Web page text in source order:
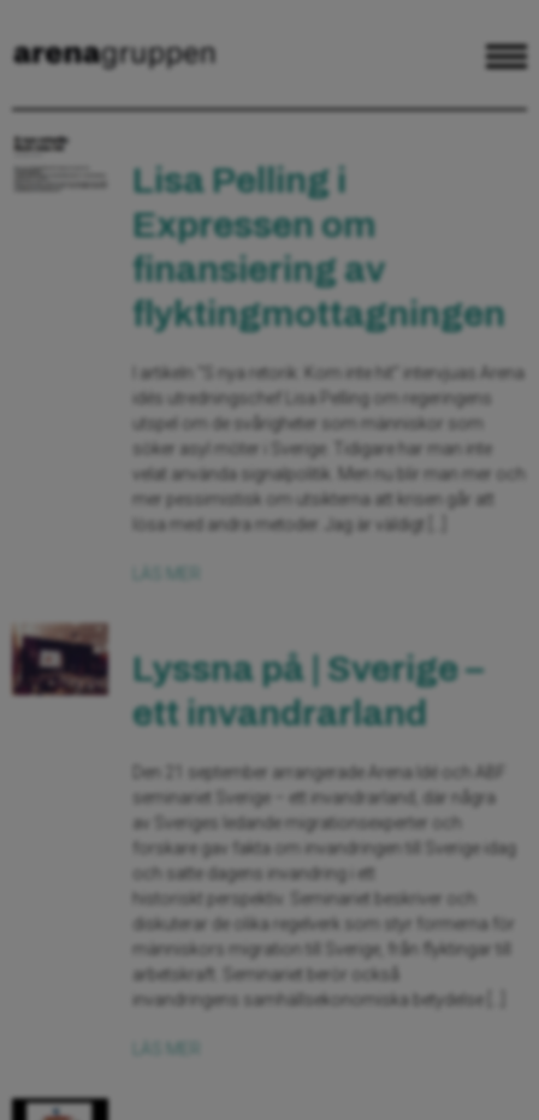
Lisa Pelling i
Expressen om
finansiering av
flyktingmottagningen
I artikeln “S nya retorik: Kom inte hit” intervjuas Arena
idés utredningschef Lisa Pelling om regeringens
utspel om de svårigheter som människor som
söker asyl möter i Sverige. Tidigare har man inte
velat använda signalpolitik. Men nu blir man mer och
mer pessimistisk om utsikterna att krisen går att
lösa med andra metoder. Jag är väldigt […]
Lyssna på | Sverige –
ett invandrarland
Den 21 september arrangerade Arena Idé och ABF
seminariet Sverige – ett invandrarland, där några
av Sveriges ledande migrationsexperter och
forskare gav fakta om invandringen till Sverige idag
och satte dagens invandring i ett
historiskt perspektiv. Seminariet beskriver och
diskuterar de olika regelverk som styr formerna för
människors migration till Sverige, från flyktingar till
arbetskraft. Seminariet berör också
invandringens samhällsekonomiska betydelse […]